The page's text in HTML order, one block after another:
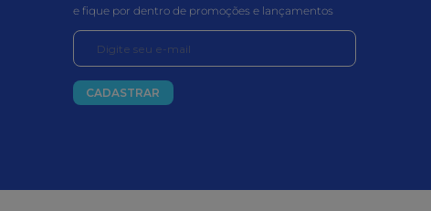
e fique por dentro de promoções e lançamentos
CADASTRAR